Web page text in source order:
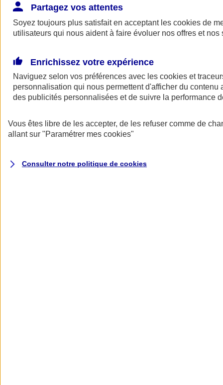
AXA Assurance
Partagez vos attentes
Soyez toujours plus satisfait en acceptant les cookies de
utilisateurs qui nous aident à faire évoluer nos offres et nos
Enrichissez votre expérience
Naviguez selon vos préférences avec les cookies et
personnalisation qui nous permettent d'afficher du contenu
des publicités personnalisées et de suivre la performance
Vous êtes libre de les accepter, de les refuser comme de
allant sur "Paramétrer mes cookies"
Consulter notre politique de cookies